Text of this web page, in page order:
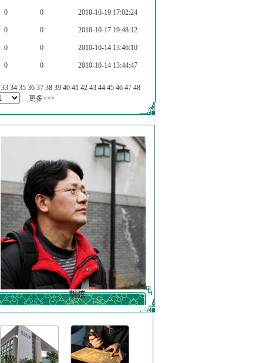
0 0 2010-10-19 17:02:24
0 0 2010-10-17 19:48:12
0 0 2010-10-14 13:46:10
0 0 2010-10-14 13:44:47
33 34 35 36 37 38 39 40 41 42 43 44 45 46 47 48
更多>>>
胡弦